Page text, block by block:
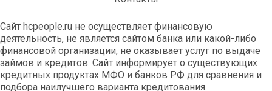
Сайт hcpeople.ru не осуществляет финансовую
деятельность, не является сайтом банка или какой-либо
финансовой организации, не оказывает услуг по выдаче
займов и кредитов. Сайт информирует о существующих
кредитных продуктах МФО и банков РФ для сравнения и
подбора наилучшего варианта кредитования.